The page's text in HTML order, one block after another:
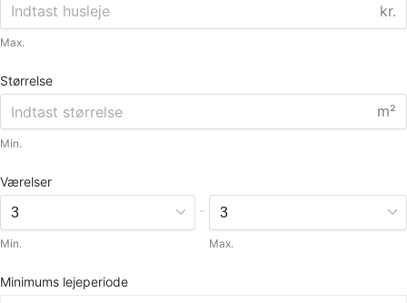
kr.
Max.
Størrelse
m²
Min.
Værelser
Min.
-
Max.
Minimums lejeperiode